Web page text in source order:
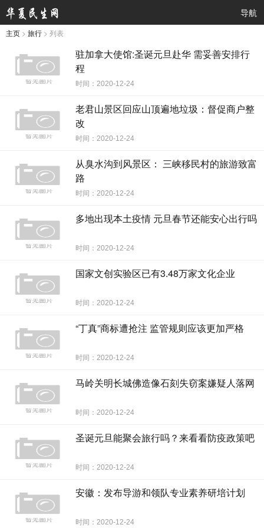
导航
主页 > 旅行 > 列表
驻加拿大使馆:圣诞元旦赴华 需妥善安排行
程
时间：2020-12-24
老君山景区回应山顶遍地垃圾：督促商户整
改
时间：2020-12-24
从臭水沟到风景区： 三峡移民村的旅游致富
路
时间：2020-12-24
多地出现本土疫情 元旦春节还能安心出行吗
时间：2020-12-24
国家文创实验区已有3.48万家文化企业
时间：2020-12-24
“丁真”商标遭抢注 监管规则应该更加严格
时间：2020-12-24
马岭关明长城佛造像石刻失窃案嫌疑人落网
时间：2020-12-24
圣诞元旦能聚会旅行吗？来看看防疫政策吧
时间：2020-12-24
安徽：发布导游和领队专业素养研培计划
时间：2020-12-24